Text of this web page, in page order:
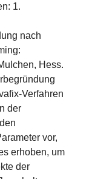
1.
nach
Hess.
Verfahren
der
vor,
erhoben, um
der